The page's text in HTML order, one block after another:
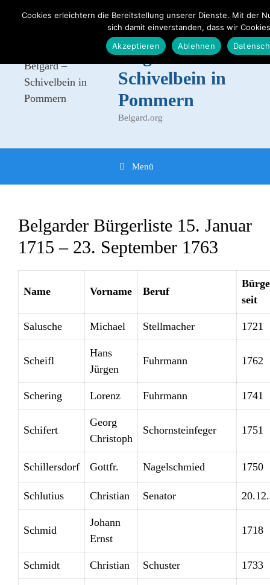
Der Kreis
Belgard -
Schivelbein in
Pommern
Belgard.org
Menü
Belgarder Bürgerliste 15. Januar
1715 – 23. September 1763
Name Vorname Beruf
seit
Salusche Michael Stellmacher 1721
Scheifl
Hans
Jürgen
Fuhrmann 1762
Schering Lorenz Fuhrmann 1741
Schifert
Georg
Christoph
Schornsteinfeger 1751
Schillersdorf Gottfr. Nagelschmied 1750
Schlutius Christian Senator
Schmid
Johann
Ernst
1718
Schmidt Christian Schuster 1733
Cookies erleichtern die Bereitstellung unserer Dienste. Mit der
sich damit einverstanden, dass wir
Akzeptieren
Ablehnen